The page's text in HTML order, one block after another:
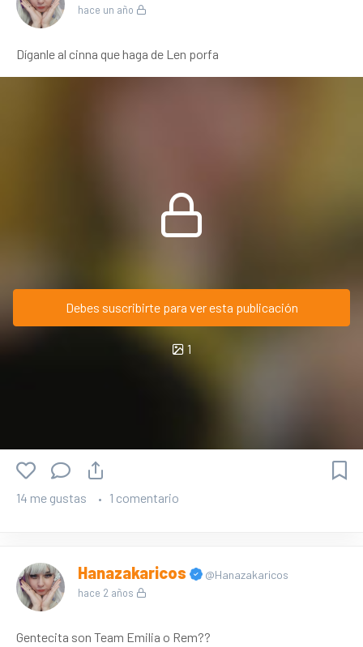
hace un año
Díganle al cinna que haga de Len porfa
Debes suscribirte para ver esta publicación
1
14 me gustas 1 comentario
Hanazakaricos @Hanazakaricos
hace 2 años
Gentecita son Team Emilia o Rem??